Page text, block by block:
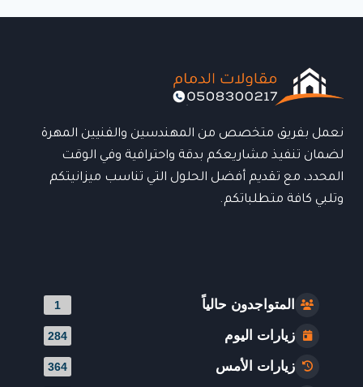
احترافي
وسرعة
التنفيذ
نعمل بفريق متخصص من المهندسين والفنيين المهرة
لضمان تنفيذ مشاريعكم بدقة واحترافية وفي الوقت
المحدد، مع تقديم أفضل الحلول التي تناسب ميزانيتكم
وتلبي كافة متطلباتكم.
المتواجدون حالياً 1
زيارات اليوم 284
زيارات الأمس 364